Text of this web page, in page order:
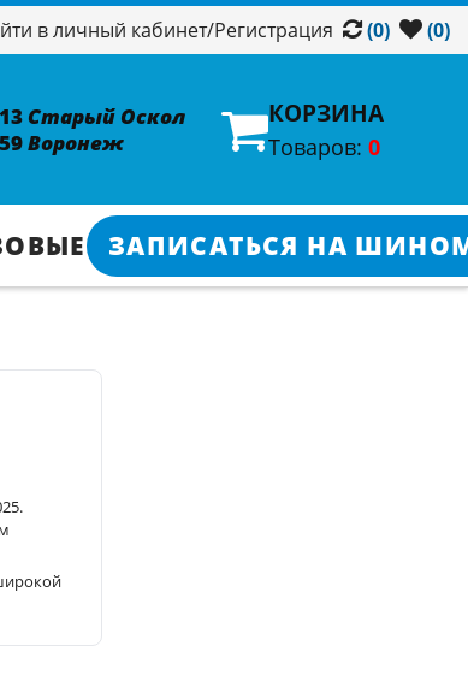
в личный кабинет/Регистрация (0) (0)
Старый Оскол
Воронеж
КОРЗИНА
Товаров: 0
ЗАПИСАТЬСЯ НА